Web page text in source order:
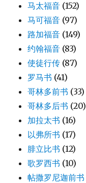
马太福音 (152)
马可福音 (97)
路加福音 (149)
约翰福音 (83)
使徒行传 (87)
罗马书 (41)
哥林多前书 (33)
哥林多后书 (20)
加拉太书 (16)
以弗所书 (17)
腓立比书 (12)
歌罗西书 (10)
帖撒罗尼迦前书